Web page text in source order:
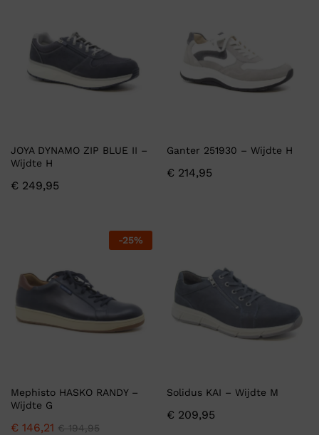
JOYA DYNAMO ZIP BLUE II –
Wijdte H
€ 249,95
Ganter 251930 – Wijdte H
€ 214,95
-25%
Mephisto HASKO RANDY –
Wijdte G
€ 146,21 €194,95
Solidus KAI – Wijdte M
€ 209,95